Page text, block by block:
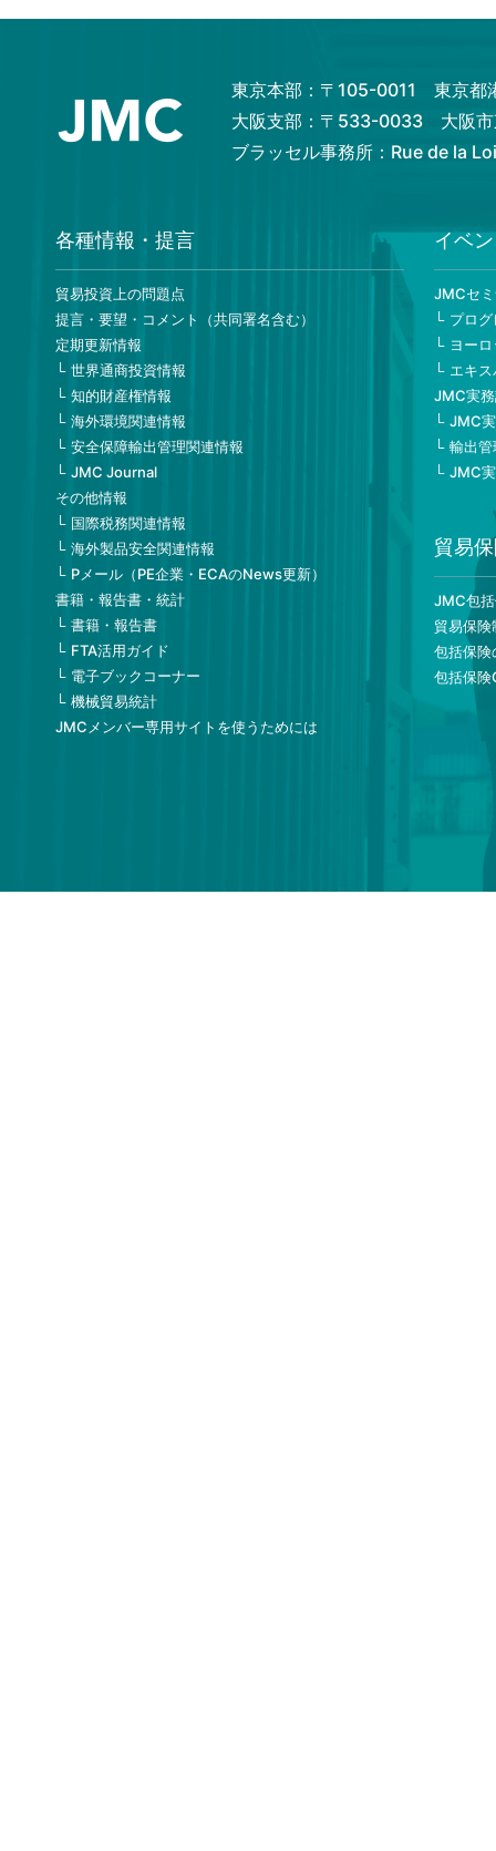
東京本部：〒105-0011 東京都
大阪支部：〒533-0033 大阪市
ブラッセル事務所：Rue de la
各種情報・提言
貿易投資上の問題点
提言・要望・コメント（共同署名含む）
定期更新情報
世界通商投資情報
知的財産権情報
海外環境関連情報
安全保障輸出管理関連情報
JMC Journal
その他情報
国際税務関連情報
海外製品安全関連情報
Pメール（PE企業・ECAのNews更新）
書籍・報告書・統計
書籍・報告書
FTA活用ガイド
電子ブックコーナー
機械貿易統計
JMCメンバー専用サイトを使うためには
イベ
JMCセ
プロ
ヨー
エキ
JMC実
JMC
輸出
JMC
貿易
JMC包
貿易保険
包括保険
包括保険